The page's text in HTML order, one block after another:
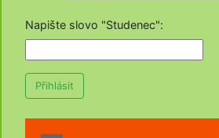
Napište slovo "Studenec":
Přihlásit